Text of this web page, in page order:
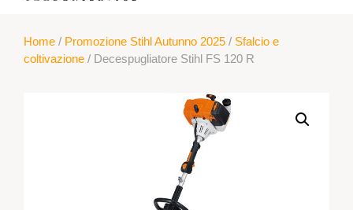
Home / Promozione Stihl Autunno 2025 / Sfalcio e
coltivazione / Decespugliatore Stihl FS 120 R